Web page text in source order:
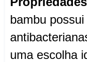
bambu
uma escolha